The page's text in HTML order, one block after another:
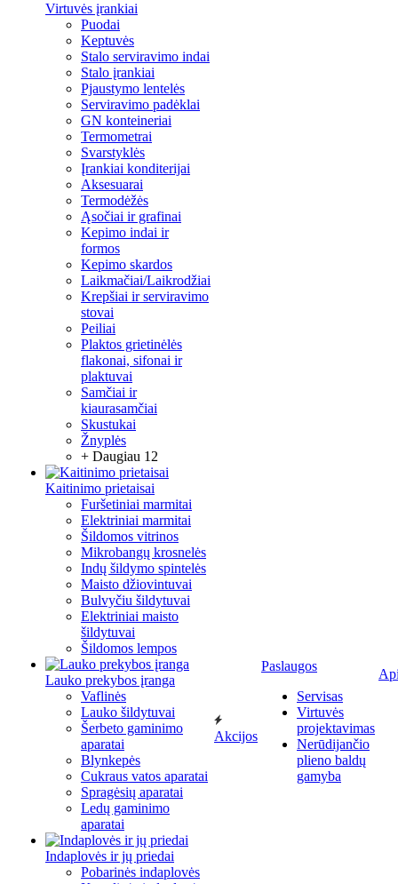
Virtuvės įrankiai
Puodai
Keptuvės
Stalo serviravimo indai
Stalo įrankiai
Pjaustymo lentelės
Serviravimo padėklai
GN konteineriai
Termometrai
Svarstyklės
Įrankiai konditerijai
Aksesuarai
Termodėžės
Ąsočiai ir grafinai
Kepimo indai ir
formos
Kepimo skardos
Laikmačiai/Laikrodžiai
Krepšiai ir serviravimo
stovai
Peiliai
Plaktos grietinėlės
flakonai, sifonai ir
plaktuvai
Samčiai ir
kiaurasamčiai
Skustukai
Žnyplės
+ Daugiau 12
Kaitinimo prietaisai
Furšetiniai marmitai
Elektriniai marmitai
Šildomos vitrinos
Mikrobangų krosnelės
Indų šildymo spintelės
Maisto džiovintuvai
Bulvyčiu šildytuvai
Elektriniai maisto
šildytuvai
Šildomos lempos
Lauko prekybos įranga
Vaflinės
Lauko šildytuvai
Šerbeto gaminimo
aparatai
Blynkepės
Cukraus vatos aparatai
Spragėsių aparatai
Ledų gaminimo
aparatai
Indaplovės ir jų priedai
Pobarinės indaplovės
Akcijos
Paslaugos
Servisas
Virtuvės
projektavimas
Nerūdijančio
plieno baldų
gamyba